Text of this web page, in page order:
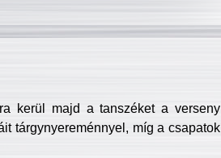
kerül majd a tanszéket a verseny
tárgynyereménnyel, míg a csapatok